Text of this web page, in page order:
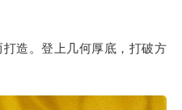
造。登上几何厚底，打破方